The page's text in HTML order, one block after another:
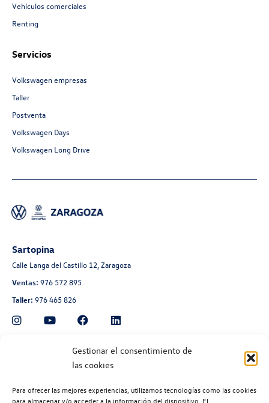
Gestionar el consentimiento de
las cookies
Para ofrecer las mejores experiencias, utilizamos tecnologías como las cookies
para almacenar y/o acceder a la información del dispositivo. El
Vehículos comerciales
Renting
Servicios
Volkswagen empresas
Taller
Postventa
Volkswagen Days
Volkswagen Long Drive
Sartopina
Calle Langa del Castillo 12, Zaragoza
Ventas: 976 572 895
Taller: 976 465 826
Automoción Aragonesa
Avenida de Navarra 135, Zaragoza
Taller:976 300 563